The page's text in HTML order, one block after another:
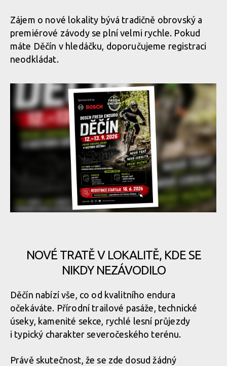
Zájem o nové lokality bývá tradičně obrovský a
premiérové závody se plní velmi rychle. Pokud
máte Děčín v hledáčku, doporučujeme registraci
neodkládat.
Bosch Fresh Enduro Děčín 2026: Buďte u historické premiéry!
Bosch Fresh Enduro Děčín 2026: Buďte u historické premiéry!
NOVÉ TRATĚ V LOKALITĚ, KDE SE
NIKDY NEZÁVODILO
Děčín nabízí vše, co od kvalitního endura
očekáváte. Přírodní trailové pasáže, technické
úseky, kamenité sekce, rychlé lesní průjezdy
i typický charakter severočeského terénu.
Právě skutečnost, že se zde dosud žádný